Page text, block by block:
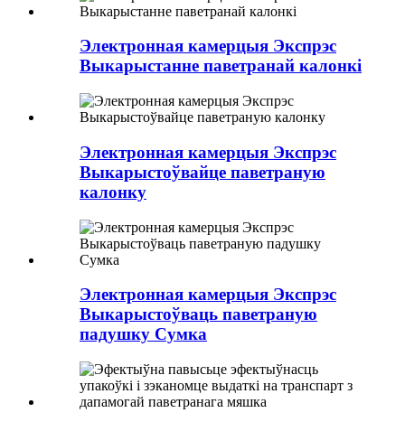
Электронная камерцыя Экспрэс
Выкарыстанне паветранай калонкі
Электронная камерцыя Экспрэс
Выкарыстоўвайце паветраную
калонку
Электронная камерцыя Экспрэс
Выкарыстоўваць паветраную
падушку Сумка